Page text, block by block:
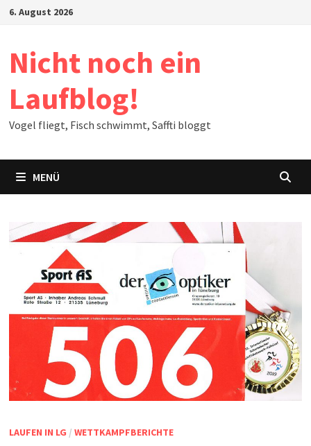
Zum6. August 2026
Nicht noch ein
Laufblog!
Vogel fliegt, Fisch schwimmt, Saffti bloggt
MENÜ
LAUFEN IN LG / WETTKAMPFBERICHTE